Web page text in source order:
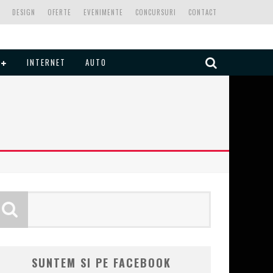
CONTACT
CONCURSURI
EVENIMENTE
OFERTE
DESIGN
INTERNET AUTO
SUNTEM SI PE FACEBOOK